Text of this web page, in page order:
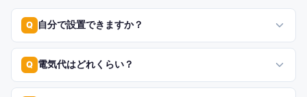
Q 自分で設置できますか？
Q 電気代はどれくらい？